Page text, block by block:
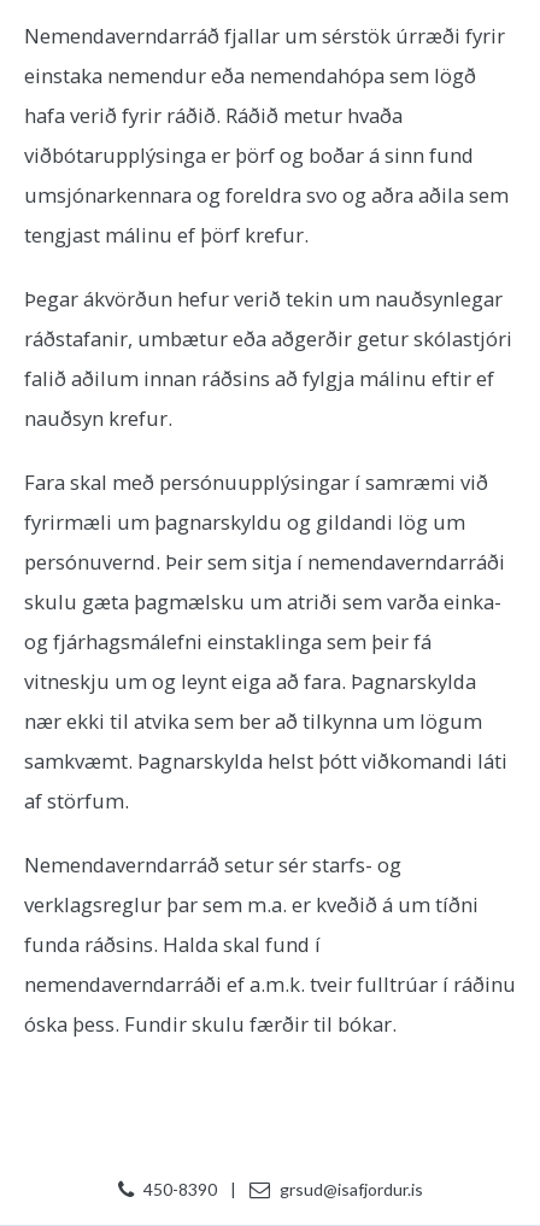
Nemendaverndarráð fjallar um sérstök úrræði fyrir
einstaka nemendur eða nemendahópa sem lögð
hafa verið fyrir ráðið. Ráðið metur hvaða
viðbótarupplýsinga er þörf og boðar á sinn fund
umsjónarkennara og foreldra svo og aðra aðila sem
tengjast málinu ef þörf krefur.
Þegar ákvörðun hefur verið tekin um nauðsynlegar
ráðstafanir, umbætur eða aðgerðir getur skólastjóri
falið aðilum innan ráðsins að fylgja málinu eftir ef
nauðsyn krefur.
Fara skal með persónuupplýsingar í samræmi við
fyrirmæli um þagnarskyldu og gildandi lög um
persónuvernd. Þeir sem sitja í nemendaverndarráði
skulu gæta þagmælsku um atriði sem varða einka-
og fjárhagsmálefni einstaklinga sem þeir fá
vitneskju um og leynt eiga að fara. Þagnarskylda
nær ekki til atvika sem ber að tilkynna um lögum
samkvæmt. Þagnarskylda helst þótt viðkomandi láti
af störfum.
Nemendaverndarráð setur sér starfs- og
verklagsreglur þar sem m.a. er kveðið á um tíðni
funda ráðsins. Halda skal fund í
nemendaverndarráði ef a.m.k. tveir fulltrúar í ráðinu
óska þess. Fundir skulu færðir til bókar.
450-8390 | grsud@isafjordur.is